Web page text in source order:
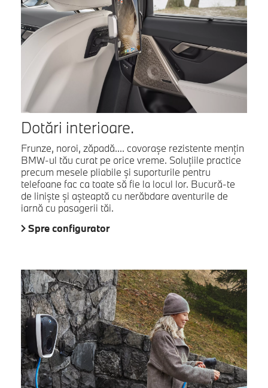
Dotări interioare.
Frunze, noroi, zăpadă.... covorașe rezistente mențin
BMW-ul tău curat pe orice vreme. Soluțiile practice
precum mesele pliabile și suporturile pentru
telefoane fac ca toate să fie la locul lor. Bucură-te
de liniște și așteaptă cu nerăbdare aventurile de
iarnă cu pasagerii tăi.
Spre configurator